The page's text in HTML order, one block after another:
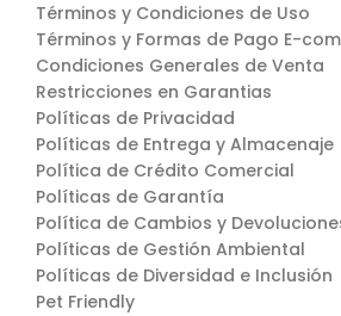
Términos y Condiciones de Uso
Términos y Formas de Pago E-
Condiciones Generales de Venta
Restricciones en Garantias
Políticas de Privacidad
Políticas de Entrega y Almacenaje
Política de Crédito Comercial
Políticas de Garantía
Política de Cambios y
Políticas de Gestión Ambiental
Políticas de Diversidad e Inclusión
Pet Friendly